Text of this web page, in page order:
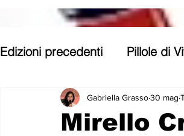
Edizioni precedenti Pillole di
Parole, pensieri, opere e
Mirello
Gabriella Grasso30 mag